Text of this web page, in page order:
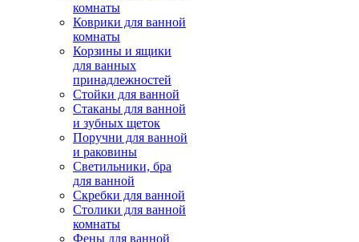
комнаты
Коврики для ванной
комнаты
Корзины и ящики
для ванных
принадлежностей
Стойки для ванной
Стаканы для ванной
и зубных щеток
Поручни для ванной
и раковины
Светильники, бра
для ванной
Скребки для ванной
Столики для ванной
комнаты
Фены для ванной